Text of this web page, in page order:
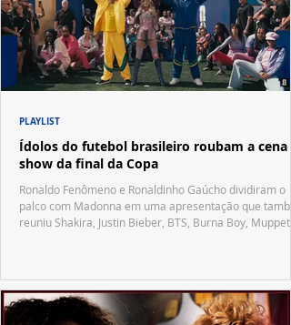
Ídolos do futebol brasileiro roubam a cena
show da final da Copa
Ronaldo Fenômeno e Ronaldinho Gaúcho dividiram o
palco com Madonna em uma apresentação que
reuniu Shakira, Justin Bieber, BTS, Burna Boy, Muppets,
PLAYLIST